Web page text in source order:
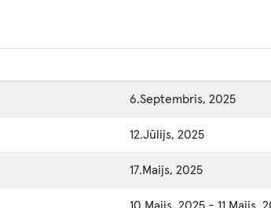
6.Septembris, 2025
12.Jūlijs, 2025
17.Maijs, 2025